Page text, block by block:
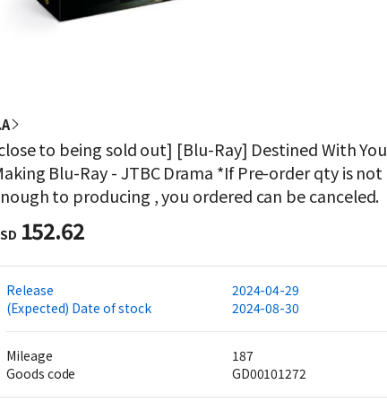
to being sold out] [Blu-Ray] Destined With You
Blu-Ray - JTBC Drama *If Pre-order qty is not
to producing , you ordered can be canceled.
152.62
Release
2024-04-29
(Expected) Date of stock
2024-08-30
Mileage
187
Goods code
GD00101272